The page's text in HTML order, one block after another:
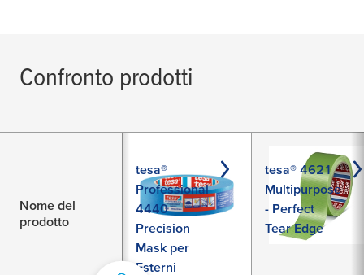
Confronto prodotti
Nome del
prodotto
tesa®
Professional
4440
Precision
Mask per
Esterni
tesa® 4621
Multipurpose
- Perfect
Tear Edge